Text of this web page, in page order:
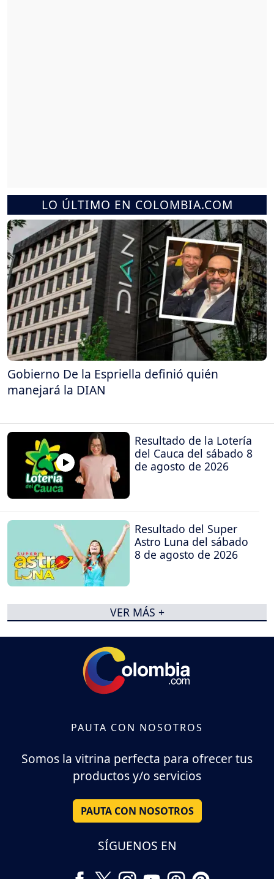
LO ÚLTIMO EN COLOMBIA.COM
Gobierno De la Espriella definió quién
manejará la DIAN
Resultado de la Lotería
del Cauca del sábado 8
de agosto de 2026
Resultado del Super
Astro Luna del sábado
8 de agosto de 2026
VER MÁS +
PAUTA CON NOSOTROS
Somos la vitrina perfecta para ofrecer tus
productos y/o servicios
PAUTA CON NOSOTROS
SÍGUENOS EN